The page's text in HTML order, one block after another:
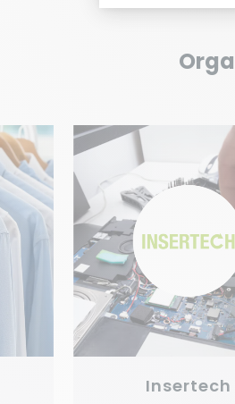
VOIR
Insertech